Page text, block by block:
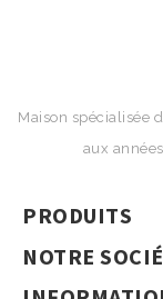
Maison spécialisée
aux
PRODUITS
NOTRE